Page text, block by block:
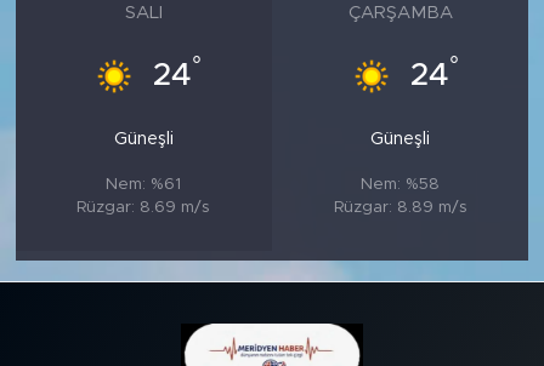
SALI
24°
Güneşli
Nem: %61
Rüzgar: 8.69 m/s
ÇARŞAMBA
24°
Güneşli
Nem: %58
Rüzgar: 8.89 m/s